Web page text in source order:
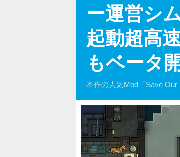
ー運営シ
起動超高
もベータ
本作の人気Mod「Save Our